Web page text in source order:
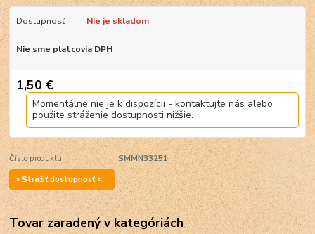
Dostupnosť Nie je skladom
Nie sme platcovia DPH
1,50 €
Momentálne nie je k dispozícii - kontaktujte nás alebo
použite stráženie dostupnosti nižšie.
Číslo produktu:
SMMN33251
> Strážiť dostupnosť <
Tovar zaradený v kategóriách